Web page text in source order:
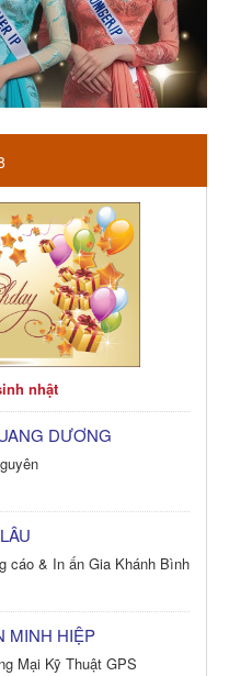
nhật
DƯƠNG
cáo & In ấn Gia Khánh Bình
MINH HIỆP
Mại Kỹ Thuật GPS